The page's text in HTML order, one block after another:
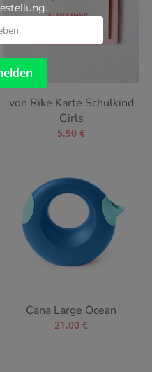
von Rike Karte Schulkind
Girls
5,90€
Cana Large Ocean
21,00€